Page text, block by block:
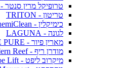
טרופיקל מרין סנטר - TMC
טריטון - TRITON
כימיקלין - ChemiClean
לגונה - LAGUNA
מארין פיור - MARINE PURE
מודרן ריף - Modern Reef
מיקרוב ליפט - Microbe Lift